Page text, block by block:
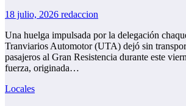
18 julio, 2026 redaccion
Una huelga impulsada por la delegación
Tranviarios Automotor (UTA) dejó sin
pasajeros al Gran Resistencia durante este
fuerza, originada…
Locales